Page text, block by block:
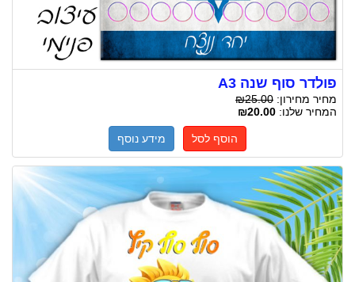
פולדר סוף שנה A3
מחיר מחירון: ₪25.00
המחיר שלנו: ₪20.00
הוסף לסל מידע נוסף